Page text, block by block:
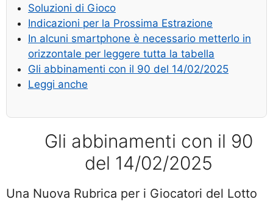
Soluzioni di Gioco
Indicazioni per la Prossima Estrazione
In alcuni smartphone è necessario metterlo in
orizzontale per leggere tutta la tabella
Gli abbinamenti con il 90 del 14/02/2025
Leggi anche
Gli abbinamenti con il 90
del 14/02/2025
Una Nuova Rubrica per i Giocatori del Lotto